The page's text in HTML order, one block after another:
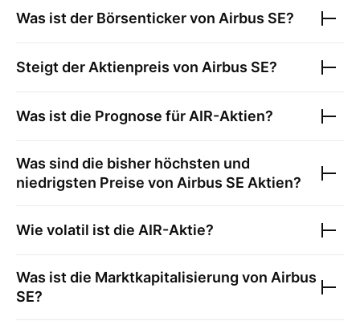
Was ist der Börsenticker von Airbus SE?
Steigt der Aktienpreis von Airbus SE?
Was ist die Prognose für AIR-Aktien?
Was sind die bisher höchsten und
niedrigsten Preise von Airbus SE Aktien?
Wie volatil ist die AIR-Aktie?
Was ist die Marktkapitalisierung von Airbus
SE?